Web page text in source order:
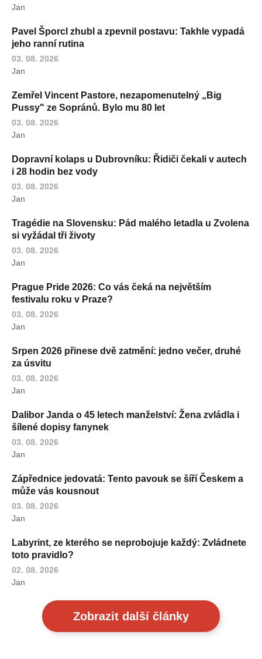
Jan
Pavel Šporcl zhubl a zpevnil postavu: Takhle vypadá
jeho ranní rutina
03. 08. 2026
Jan
Zemřel Vincent Pastore, nezapomenutelný „Big
Pussy" ze Sopránů. Bylo mu 80 let
03. 08. 2026
Jan
Dopravní kolaps u Dubrovníku: Řidiči čekali v autech
i 28 hodin bez vody
03. 08. 2026
Jan
Tragédie na Slovensku: Pád malého letadla u Zvolena
si vyžádal tři životy
03. 08. 2026
Jan
Prague Pride 2026: Co vás čeká na největším
festivalu roku v Praze?
03. 08. 2026
Jan
Srpen 2026 přinese dvě zatmění: jedno večer, druhé
za úsvitu
03. 08. 2026
Jan
Dalibor Janda o 45 letech manželství: Žena zvládla i
šílené dopisy fanynek
03. 08. 2026
Jan
Zápřednice jedovatá: Tento pavouk se šíří Českem a
může vás kousnout
03. 08. 2026
Jan
Labyrint, ze kterého se neprobojuje každý: Zvládnete
toto pravidlo?
02. 08. 2026
Jan
Zobrazit další články